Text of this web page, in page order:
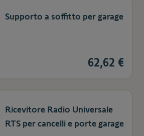
Supporto a soffitto per garage
62,62 €
Ricevitore Radio Universale
RTS per cancelli e porte garage